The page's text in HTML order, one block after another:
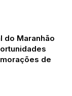
do Maranhão
de